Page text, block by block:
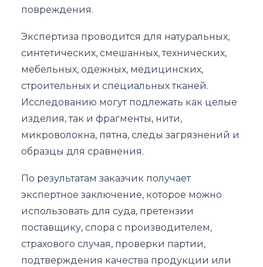
повреждения.
Экспертиза проводится для натуральных,
синтетических, смешанных, технических,
мебельных, одежных, медицинских,
строительных и специальных тканей.
Исследованию могут подлежать как целые
изделия, так и фрагменты, нити,
микроволокна, пятна, следы загрязнений и
образцы для сравнения.
По результатам заказчик получает
экспертное заключение, которое можно
использовать для суда, претензии
поставщику, спора с производителем,
страхового случая, проверки партии,
подтверждения качества продукции или